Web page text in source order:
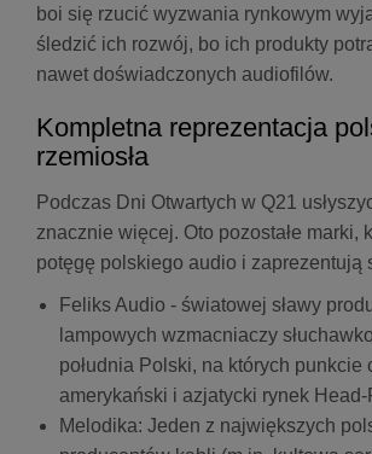
boi się rzucić wyzwania rynkowym
śledzić ich rozwój, bo ich produkty
nawet doświadczonych audiofilów.
Kompletna reprezentacja
rzemiosła
Podczas Dni Otwartych w Q21
znacznie więcej. Oto pozostałe marki,
potęgę polskiego audio i zaprezentują
Feliks Audio - światowej sławy
lampowych wzmacniaczy
południa Polski, na których punkcie
amerykański i azjatycki rynek Head-
Melodika: Jeden z największych